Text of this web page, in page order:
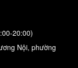
20:00)
Nội, phường